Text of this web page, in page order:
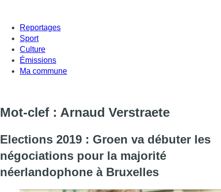
Reportages
Sport
Culture
Émissions
Ma commune
Mot-clef : Arnaud Verstraete
Elections 2019 : Groen va débuter les
négociations pour la majorité
néerlandophone à Bruxelles